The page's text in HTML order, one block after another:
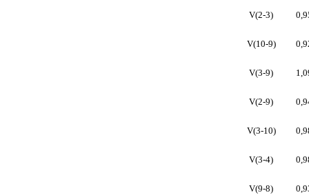
V(2-3)
V(10-9)
V(3-9)
V(2-9)
V(3-10)
V(3-4)
V(9-8)